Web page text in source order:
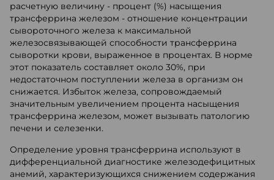
расчетную величину - процент (%) насыщения
трансферрина железом - отношение концентрации
сывороточного железа к максимальной
железосвязывающей способности трансферрина
сыворотки крови, выраженное в процентах. В норме
этот показатель составляет около 30%, при
недостаточном поступлении железа в организм он
снижается. Избыток железа, сопровождаемый
значительным увеличением процента насыщения
трансферрина железом, может вызывать патологию
печени и селезенки.
Определение уровня трансферрина используют в
дифференциальной диагностике железодефицитных
анемий, характеризующихся снижением содержания